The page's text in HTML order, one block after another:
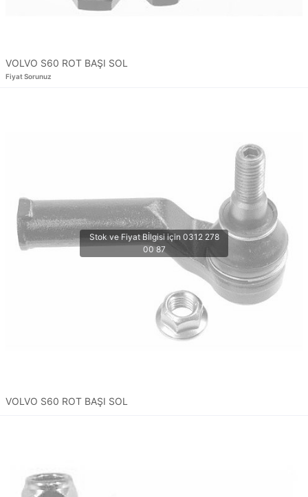
VOLVO S60 ROT BAŞI SOL
Fiyat Sorunuz
VOLVO S60 ROT BAŞI SOL